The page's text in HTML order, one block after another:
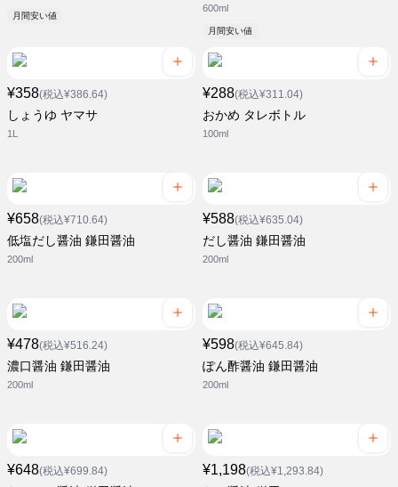
月間安い値
600ml
月間安い値
¥358(税込¥386.64)
しょうゆ ヤマサ
1L
¥288(税込¥311.04)
おかめ タレボトル
100ml
¥658(税込¥710.64)
低塩だし醤油 鎌田醤油
200ml
¥588(税込¥635.04)
だし醤油 鎌田醤油
200ml
¥478(税込¥516.24)
濃口醤油 鎌田醤油
200ml
¥598(税込¥645.84)
ぽん酢醤油 鎌田醤油
200ml
¥648(税込¥699.84) ¥1,198(税込¥1,293.84)